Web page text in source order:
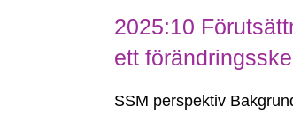
2025:10
ett
SSM perspektiv